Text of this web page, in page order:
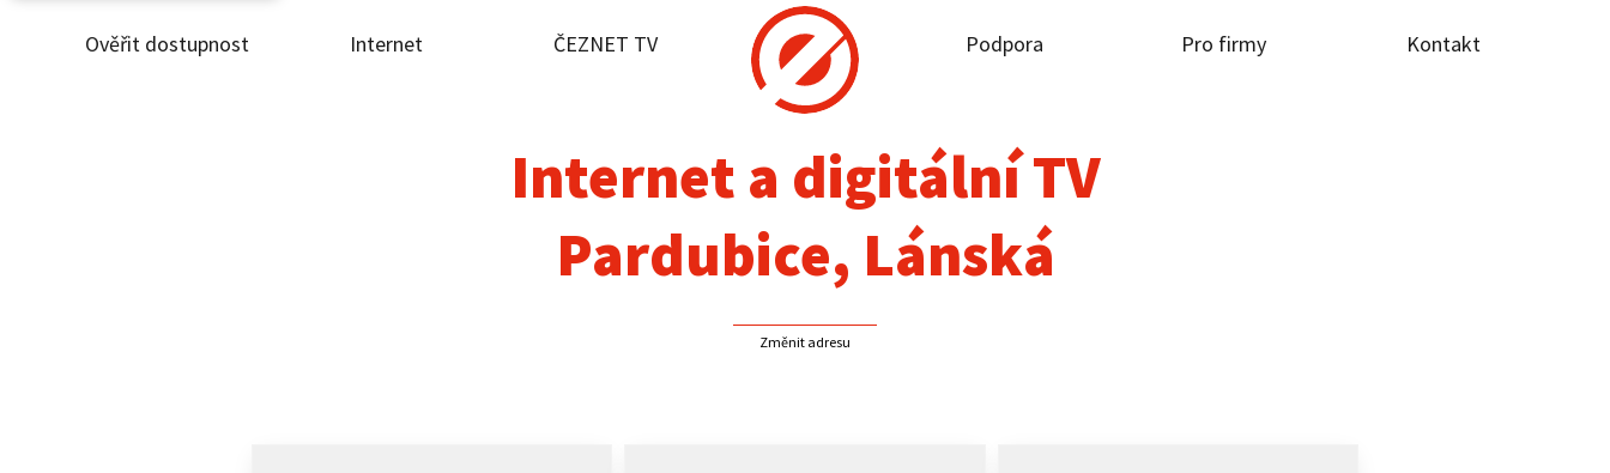
Ověřit dostupnost Internet ČEZNET TV Podpora Pro firmy Kontakt
Internet
Internet a digitální TV
Pardubice, Lánská
Změnit adresu